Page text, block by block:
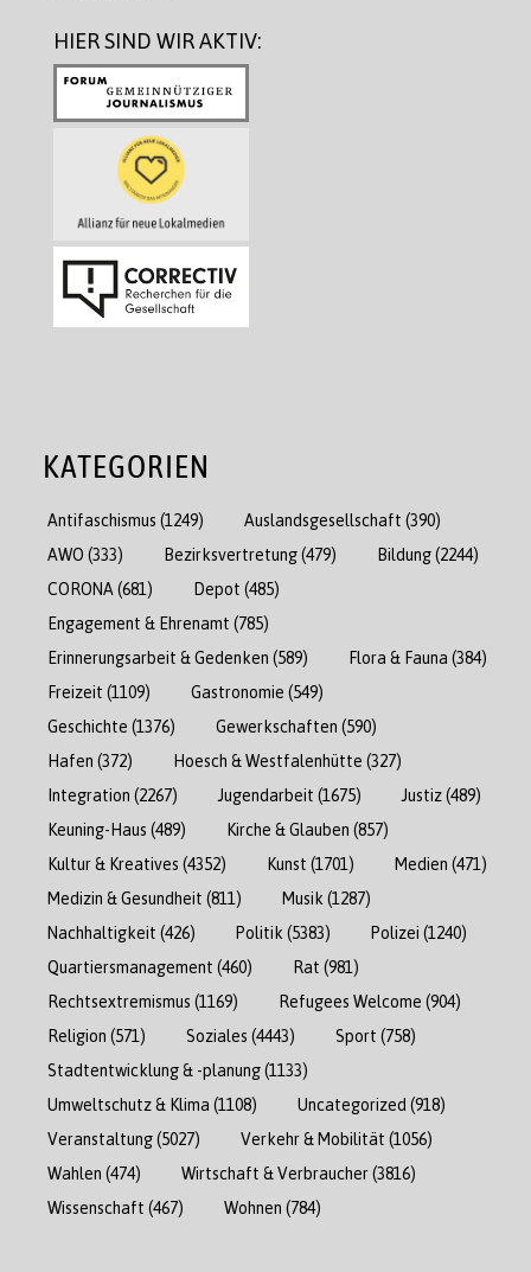
HIER SIND WIR AKTIV:
KATEGORIEN
Antifaschismus (1249) Auslandsgesellschaft (390)
AWO (333) Bezirksvertretung(479) Bildung(2244)
CORONA (681) Depot (485)
Engagement & Ehrenamt (785)
Erinnerungsarbeit & Gedenken (589) Flora & Fauna (384)
Freizeit (1109) Gastronomie (549)
Geschichte (1376) Gewerkschaften (590)
Hafen (372) Hoesch & Westfalenhütte (327)
Integration (2267) Jugendarbeit (1675) Justiz(489)
Keuning-Haus (489) Kirche & Glauben (857)
Kultur & Kreatives (4352) Kunst (1701) Medien (471)
Medizin & Gesundheit (811) Musik (1287)
Nachhaltigkeit (426) Politik (5383) Polizei (1240)
Quartiersmanagement (460) Rat (981)
Rechtsextremismus (1169) Refugees Welcome (904)
Religion (571) Soziales (4443) Sport (758)
Stadtentwicklung & -planung(1133)
Umweltschutz & Klima (1108) Uncategorized (918)
Veranstaltung(5027) Verkehr & Mobilität (1056)
Wahlen (474) Wirtschaft & Verbraucher(3816)
Wissenschaft (467) Wohnen (784)